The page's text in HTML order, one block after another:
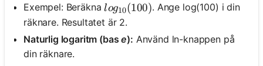
Exempel: Beräknalog_{10}(100)
log10(100). Ange log(100) i din
räknare. Resultatet är 2.
Naturlig logaritm (base): Använd ln-knappen på
din räknare.